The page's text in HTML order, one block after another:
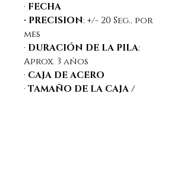
· FECHA
· PRECISION: +/- 20 Seg.. por
mes
· DURACIÓN DE LA PILA:
Aprox. 3 años
· CAJA DE ACERO
· TAMAÑO DE LA CAJA /